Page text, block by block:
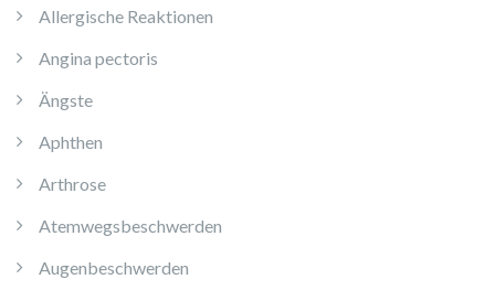
Allergische Reaktionen
Angina pectoris
Ängste
Aphthen
Arthrose
Atemwegsbeschwerden
Augenbeschwerden